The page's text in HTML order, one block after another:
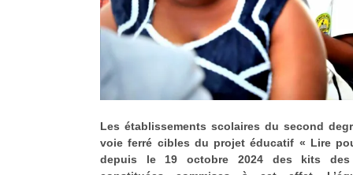
Les établissements scolaires du second
voie ferré cibles du projet éducatif « Lire
depuis le 19 octobre 2024 des kits des